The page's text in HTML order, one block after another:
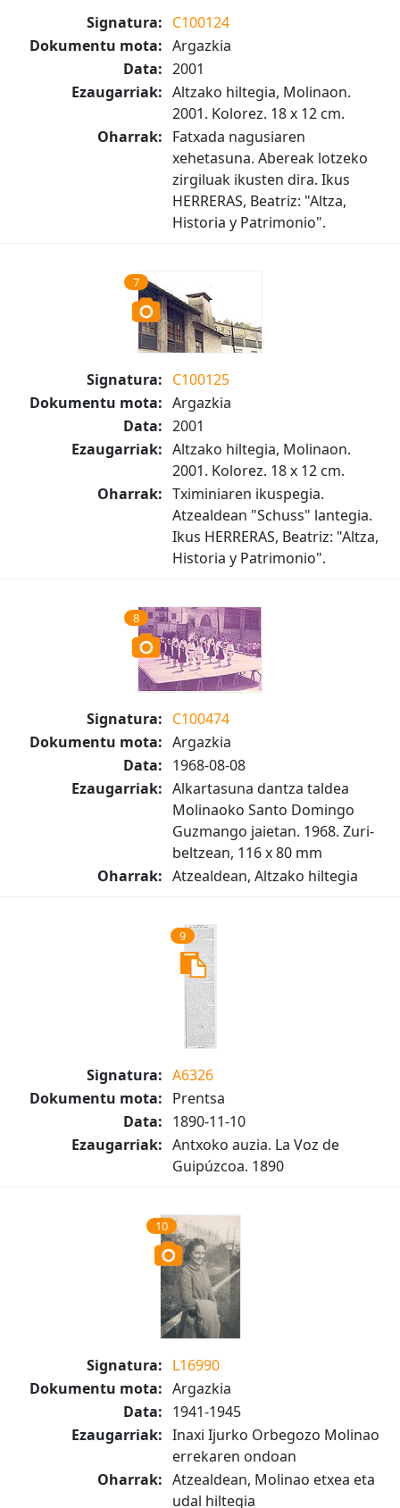
Signatura: C100124
Dokumentu mota: Argazkia
Data: 2001
Ezaugarriak: Altzako hiltegia, Molinaon.
2001. Kolorez. 18 x 12 cm.
Oharrak: Fatxada nagusiaren
xehetasuna. Abereak lotzeko
zirgiluak ikusten dira. Ikus
HERRERAS, Beatriz: "Altza,
Historia y Patrimonio".
7
Signatura: C100125
Dokumentu mota: Argazkia
Data: 2001
Ezaugarriak: Altzako hiltegia, Molinaon.
2001. Kolorez. 18 x 12 cm.
Oharrak: Tximiniaren ikuspegia.
Atzealdean "Schuss" lantegia.
Ikus HERRERAS, Beatriz: "Altza,
Historia y Patrimonio".
8
Signatura: C100474
Dokumentu mota: Argazkia
Data: 1968-08-08
Ezaugarriak: Alkartasuna dantza taldea
Molinaoko Santo Domingo
Guzmango jaietan. 1968. Zuri-
beltzean, 116 x 80 mm
Oharrak: Atzealdean, Altzako hiltegia
9
Signatura: A6326
Dokumentu mota: Prentsa
Data: 1890-11-10
Ezaugarriak: Antxoko auzia. La Voz de
Guipúzcoa. 1890
10
Signatura: L16990
Dokumentu mota: Argazkia
Data: 1941-1945
Ezaugarriak: Inaxi Ijurko Orbegozo Molinao
errekaren ondoan
Oharrak: Atzealdean, Molinao etxea eta
udal hiltegia